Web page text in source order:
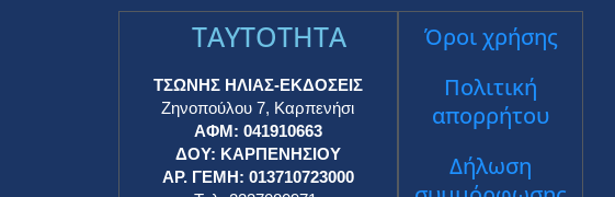
TAYTOTHTA
ΤΣΩΝΗΣ ΗΛΙΑΣ-ΕΚΔΟΣΕΙΣ
Ζηνοπούλου 7, Καρπενήσι
ΑΦΜ: 041910663
ΔΟΥ: ΚΑΡΠΕΝΗΣΙΟΥ
ΑΡ. ΓΕΜΗ: 013710723000
Όροι χρήσης
Πολιτική
απορρήτου
Δήλωση